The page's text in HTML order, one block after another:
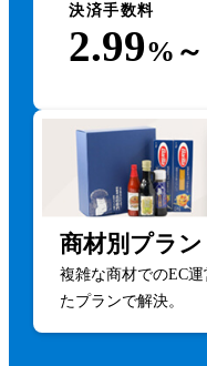
決済手数料
2.99%～
商材別プラン
複雑な商材でのEC
たプランで解決。